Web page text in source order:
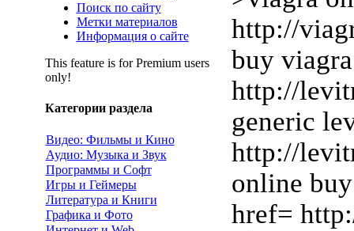
Поиск по сайту
Метки материалов
Информация о сайте
This feature is for Premium users
only!
Категории раздела
Видео: Фильмы и Кино
Аудио: Музыка и Звук
Программы и Софт
Игры и Геймеры
Литература и Книги
Графика и Фото
http://
buy
http://
generic
http://
online
href=